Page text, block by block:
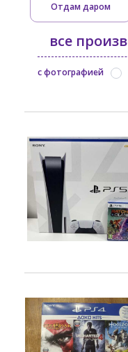
Отдам даром
все
с фотографией